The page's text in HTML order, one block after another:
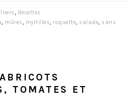
, Recettes
, mûres, myrtilles, roquette, salade, sans
TOMATES ET